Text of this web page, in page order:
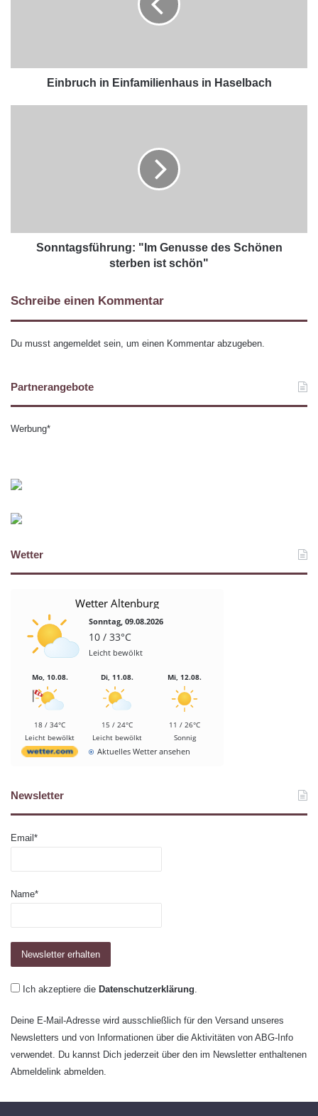
Einbruch in Einfamilienhaus in Haselbach
Sonntagsführung: "Im Genusse des Schönen
sterben ist schön"
Schreibe einen Kommentar
Du musst angemeldet sein, um einen Kommentar abzugeben.
Partnerangebote
Werbung*
Wetter
Wetter Altenburg
Sonntag, 09.08.2026
10 / 33°C
Leicht bewölkt
Mo, 10.08.
18 / 34°C
Leicht bewölkt
Di, 11.08.
15 / 24°C
Leicht bewölkt
Mi, 12.08.
11 / 26°C
Sonnig
Aktuelles Wetter ansehen
Newsletter
Email*
Name*
Ich akzeptiere die Datenschutzerklärung
Deine E-Mail-Adresse wird ausschließlich für den Versand unseres
Newsletters und von Informationen über die Aktivitäten von ABG-Info
verwendet. Du kannst Dich jederzeit über den im Newsletter enthaltenen
Abmeldelink abmelden.